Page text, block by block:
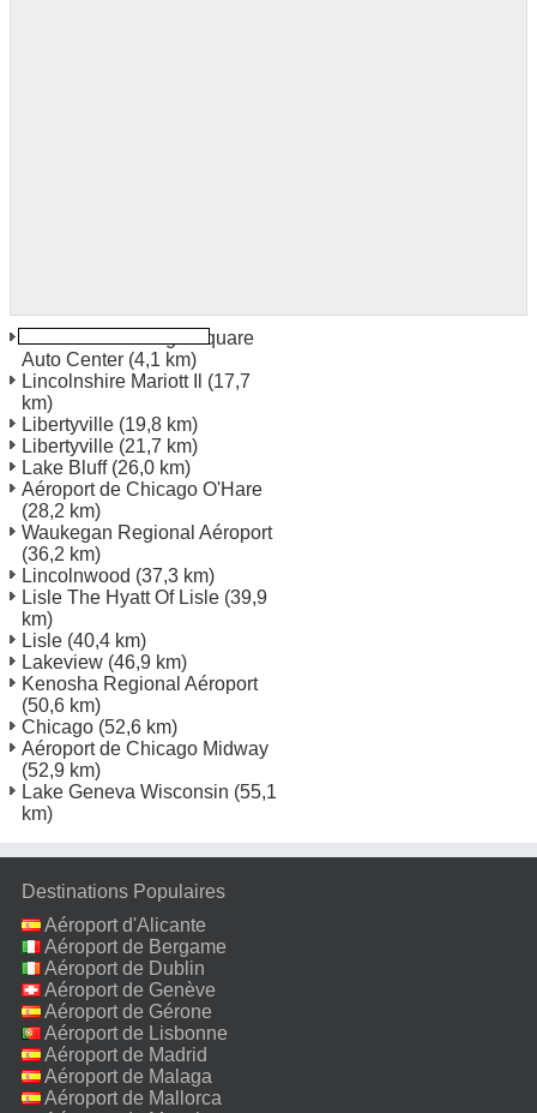
Lake Zurich Village Square
Auto Center (4,1 km)
Lincolnshire Mariott Il
(17,7
km)
Libertyville (19,8 km)
Libertyville (21,7 km)
Lake Bluff(26,0 km)
Aéroport de Chicago O'Hare
(28,2 km)
Waukegan Regional Aéroport
(36,2 km)
Lincolnwood (37,3 km)
Lisle The Hyatt Of Lisle (39,9
km)
Lisle (40,4 km)
Lakeview (46,9 km)
Kenosha Regional Aéroport
(50,6 km)
Chicago (52,6 km)
Aéroport de Chicago Midway
(52,9 km)
Lake Geneva Wisconsin (55,1
km)
Destinations Populaires
Aéroport d'Alicante
Aéroport de Bergame
Aéroport de Dublin
Aéroport de Genève
Aéroport de Gérone
Aéroport de Lisbonne
Aéroport de Madrid
Aéroport de Malaga
Aéroport de Mallorca